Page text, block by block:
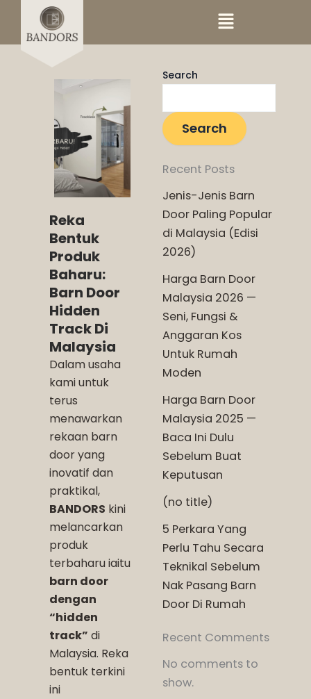
Menu
Reka
Bentuk
Produk
Baharu:
Barn Door
Hidden
Track Di
Malaysia
Dalam usaha
kami untuk
terus
menawarkan
rekaan barn
door yang
inovatif dan
praktikal,
BANDORS kini
melancarkan
produk
terbaharu iaitu
barn door
dengan
“hidden
track” di
Malaysia. Reka
bentuk terkini
ini
Search
Search
Recent Posts
Jenis-Jenis Barn
Door Paling Popular
di Malaysia (Edisi
2026)
Harga Barn Door
Malaysia 2026 —
Seni, Fungsi &
Anggaran Kos
Untuk Rumah
Moden
Harga Barn Door
Malaysia 2025 —
Baca Ini Dulu
Sebelum Buat
Keputusan
(no title)
5 Perkara Yang
Perlu Tahu Secara
Teknikal Sebelum
Nak Pasang Barn
Door Di Rumah
Recent Comments
No comments to
show.